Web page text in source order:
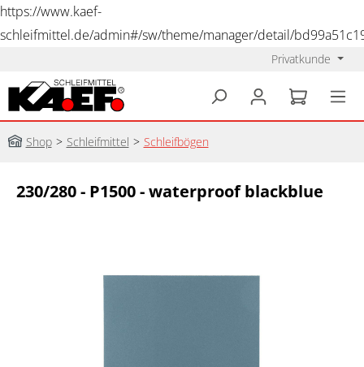
https://www.kaef-
schleifmittel.de/admin#/sw/theme/manager/detail/
Privatkunde
Shop > Schleifmittel > Schleifbögen
230/280 - P1500 - waterproof blackblue